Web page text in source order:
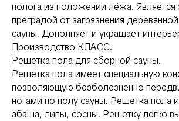
полога из положении лёжа. Является
преградой от загрязнения
сауны. Дополняет и украшает
Производство КЛАСС.
Решетка пола для сборной сауны.
Решётка пола имеет специальную
позволяющую безболезненно
ногами по полу сауны. Решетка пола
абаша, липы, сосны. Решетку легко